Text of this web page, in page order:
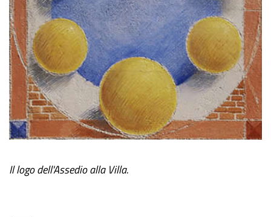
Il logo dell'Assedio alla Villa.